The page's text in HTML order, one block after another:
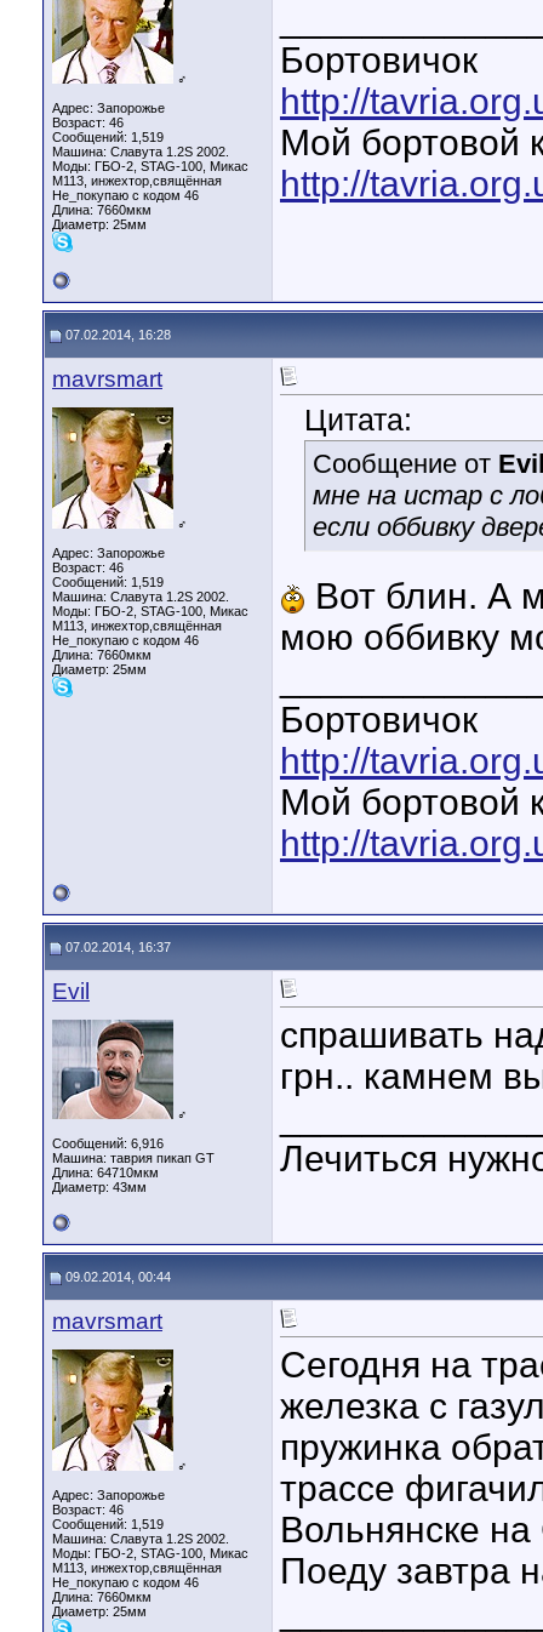
♂
Адрес: Запорожье
Возраст: 46
Сообщений: 1,519
Машина: Славута 1.2S 2002.
Моды: ГБО-2, STAG-100, Микас
М113, инжехтор,свящённая
Не_покупаю с кодом 46
Длина: 7660мкм
Диаметр: 25мм
Бортовичок
http://
Мой бортовой
http://
07.02.2014, 16:28
mavrsmart
♂
Адрес: Запорожье
Возраст: 46
Сообщений: 1,519
Машина: Славута 1.2S 2002.
Моды: ГБО-2, STAG-100, Микас
М113, инжехтор,свящённая
Не_покупаю с кодом 46
Длина: 7660мкм
Диаметр: 25мм
Цитата:
Сообщение от
мне на истар с
если оббивку
Вот блин. А
мою оббивку
Бортовичок
http://
Мой бортовой
http://
07.02.2014, 16:37
Evil
♂
Сообщений: 6,916
Машина: таврия пикап GT
Длина: 64710мкм
Диаметр: 43мм
спрашивать
грн.. камнем
Лечиться
09.02.2014, 00:44
mavrsmart
♂
Адрес: Запорожье
Возраст: 46
Сообщений: 1,519
Машина: Славута 1.2S 2002.
Моды: ГБО-2, STAG-100, Микас
М113, инжехтор,свящённая
Не_покупаю с кодом 46
Длина: 7660мкм
Диаметр: 25мм
Сегодня на
железка с
пружинка
трассе
Вольнянске
Поеду завтра